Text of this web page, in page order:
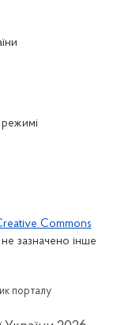
Commons
зазначено інше
порталу